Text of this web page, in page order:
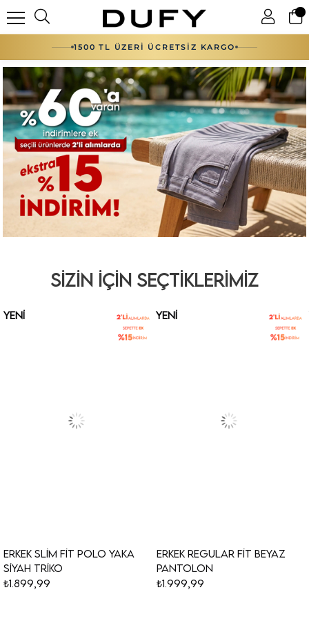
1500 TL ÜZERİ ÜCRETSİZ KARGO
SİZİN İÇİN SEÇTİKLERİMİZ
Erkek Slim Fit Polo Yaka
Siyah Triko
₺1.899,99
YENI
Erkek Regular Fit Beyaz
Pantolon
₺1.999,99
YENI